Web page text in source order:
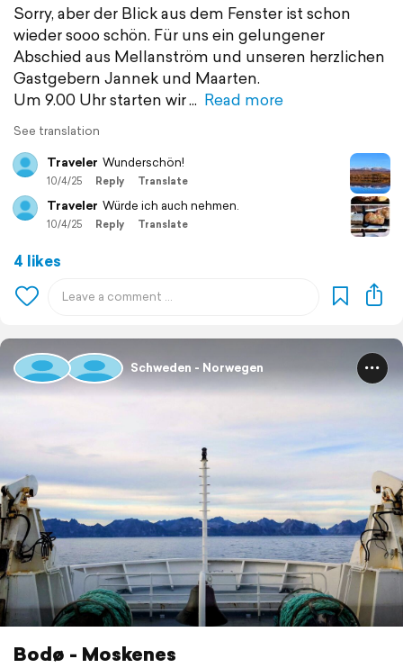
Sorry, aber der Blick aus dem Fenster ist schon
wieder sooo schön. Für uns ein gelungener
Abschied aus Mellanström und unseren herzlichen
Gastgebern Jannek und Maarten.
Um 9.00 Uhr starten wir
Read more
See translation
Traveler Wunderschön!
10/4/25 Reply Translate
Traveler Würde ich auch nehmen.
10/4/25 Reply Translate
4 likes
Schweden - Norwegen
Bodø - Moskenes